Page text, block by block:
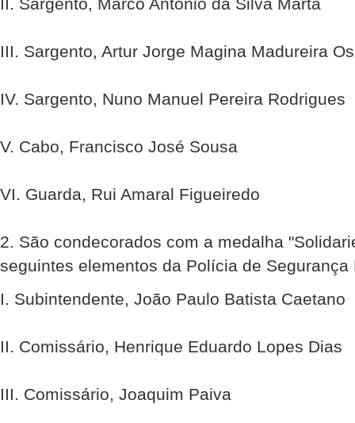
III. Sargento, Artur Jorge Magina Madureira
IV. Sargento, Nuno Manuel Pereira Rodrigues
V. Cabo, Francisco José Sousa
VI. Guarda, Rui Amaral Figueiredo
2. São condecorados com a medalha
seguintes elementos da Polícia de Segurança
I. Subintendente, João Paulo Batista Caetano
II. Comissário, Henrique Eduardo Lopes Dias
III. Comissário, Joaquim Paiva